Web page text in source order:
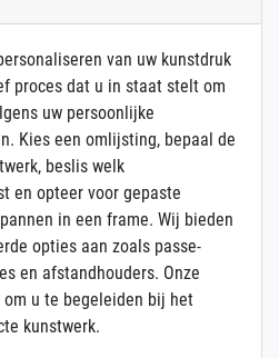
van uw kunstdruk
proces dat u in staat stelt om
uw persoonlijke
Kies een omlijsting, bepaal de
beslis welk
en opteer voor gepaste
in een frame. Wij bieden
opties aan zoals passe-
en afstandhouders. Onze
u te begeleiden bij het
kunstwerk.